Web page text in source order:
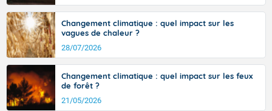
Changement climatique : quel impact sur les
vagues de chaleur ?
28/07/2026
Changement climatique : quel impact sur les feux
de forêt ?
21/05/2026